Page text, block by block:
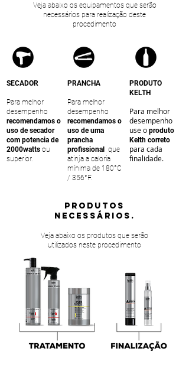
Veja abaixo os equipamentos que serão
necessários para realização deste
procedimento
SECADOR
Para melhor
desempenho
recomendamos o
uso de secador
com potencia de
2000watts ou
superior.
PRANCHA
Para melhor
desempenho
recomendamos o
uso de uma
prancha
profissional que
atinja a caloria
mínima de 180°C
/ 356°F.
PRODUTO
KELTH
Para melhor
desempenho
use o produto
Kelth correto
para cada
finalidade.
PRODUTOS
NECESSÁRIOS.
Veja abaixo os produtos que serão
utilizados neste procedimento